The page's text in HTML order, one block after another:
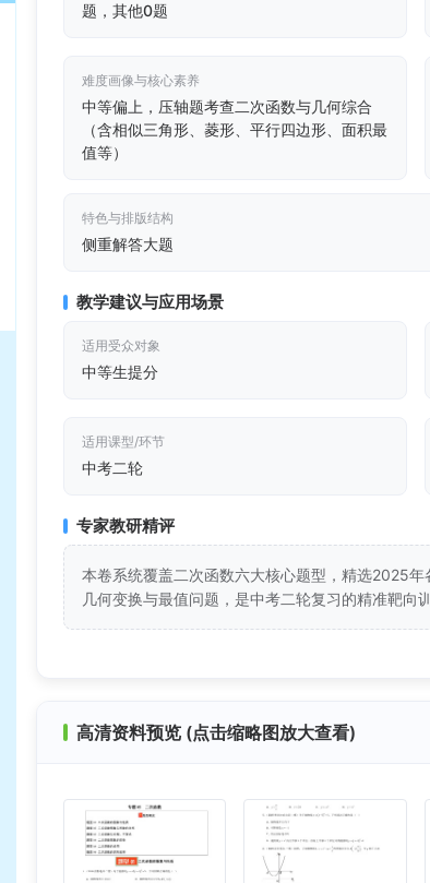
题，其他0题
难度画像与核心素养
中等偏上，压轴题考查二次函数与几何综合
（含相似三角形、菱形、平行四边形、面积最
值等）
特色与排版结构
侧重解答大题
教学建议与应用场景
适用受众对象
中等生提分
适用课型/环节
中考二轮
专家教研精评
本卷系统覆盖二次函数六大核心题型，精选2025
几何变换与最值问题，是中考二轮复习的精准靶向
高清资料预览 (点击缩略图放大查看)